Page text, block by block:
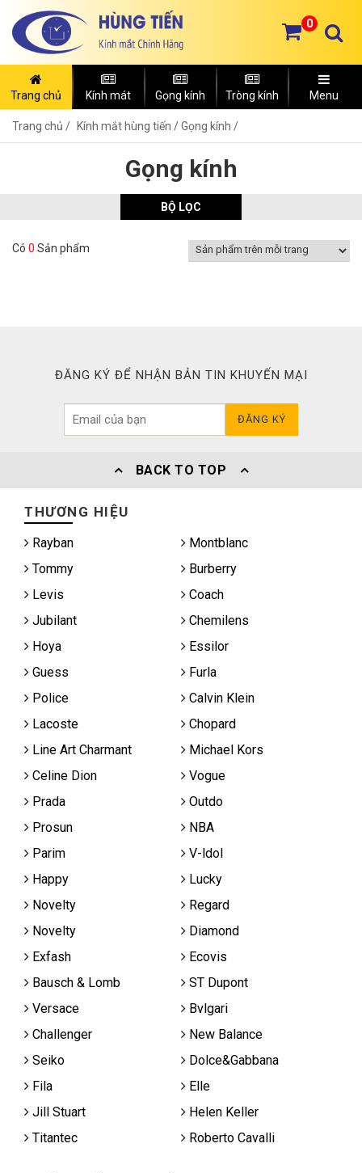
0
Trang chủ Kính mát Gọng kính Tròng kính Menu
Trang chủ Kính mắt hùng tiến /Gọng kính /
Gọng kính
BỘ LỌC
Có 0 Sản phẩm
ĐĂNG KÝ ĐỂ NHẬN BẢN TIN KHUYẾN MẠI
ĐĂNG KÝ
BACK TO TOP
THƯƠNG HIỆU
Rayban
Montblanc
Tommy
Burberry
Levis
Coach
Jubilant
Chemilens
Hoya
Essilor
Guess
Furla
Police
Calvin Klein
Lacoste
Chopard
Line Art Charmant
Michael Kors
Celine Dion
Vogue
Prada
Outdo
Prosun
NBA
Parim
V-ldol
Happy
Lucky
Novelty
Regard
Novelty
Diamond
Exfash
Ecovis
Bausch & Lomb
ST Dupont
Versace
Bvlgari
Challenger
New Balance
Seiko
Dolce&Gabbana
Fila
Elle
Jill Stuart
Helen Keller
Titantec
Roberto Cavalli